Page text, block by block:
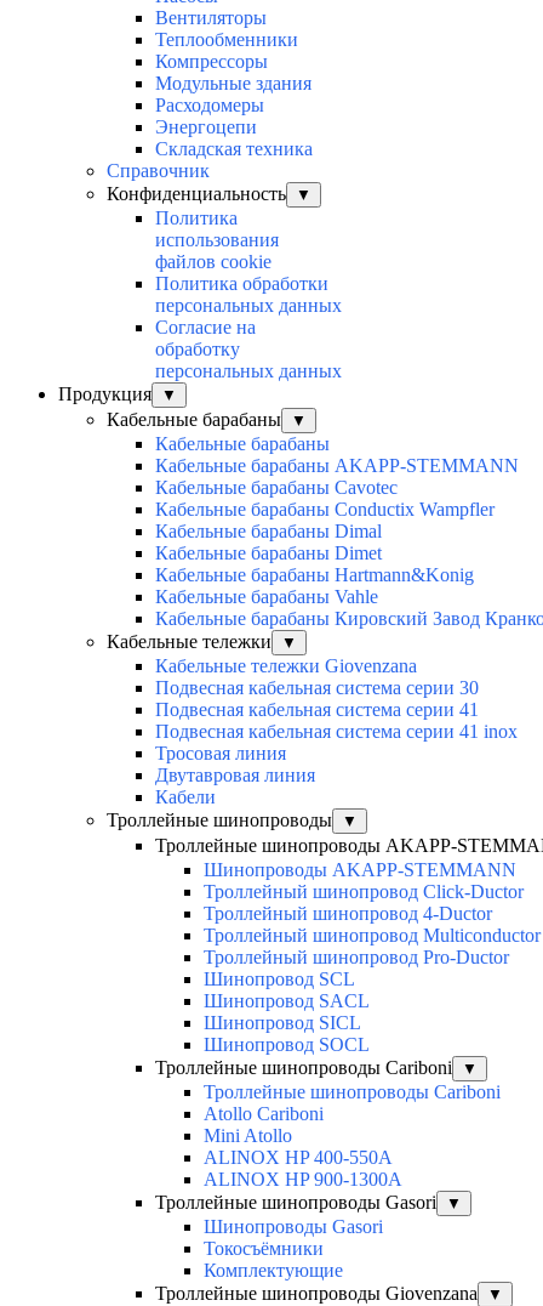
Вентиляторы
Теплообменники
Компрессоры
Модульные здания
Расходомеры
Энергоцепи
Складская техника
Справочник
Конфиденциальность
▼
Политика
использования
файлов cookie
Политика обработки
персональных данных
Согласие на
обработку
персональных данных
Продукция
▼
Кабельные барабаны ▼
Кабельные барабаны
Кабельные барабаны AKAPP-STEMMANN
Кабельные барабаны Cavotec
Кабельные барабаны Conductix Wampfler
Кабельные барабаны Dimal
Кабельные барабаны Dimet
Кабельные барабаны Hartmann&Konig
Кабельные барабаны Vahle
Кабельные барабаны Кировский Завод
Кабельные тележки
▼
Кабельные тележки Giovenzana
Подвесная кабельная система серии 30
Подвесная кабельная система серии 41
Подвесная кабельная система серии 41 inox
Тросовая линия
Двутавровая линия
Кабели
Троллейные шинопроводы
▼
Троллейные шинопроводы AKAPP-
Шинопроводы AKAPP-STEMMANN
Троллейный шинопровод Click-Ductor
Троллейный шинопровод 4-Ductor
Троллейный шинопровод Multiconductor
Троллейный шинопровод Pro-Ductor
Шинопровод SCL
Шинопровод SACL
Шинопровод SICL
Шинопровод SOCL
Троллейные шинопроводы Cariboni
▼
Троллейные шинопроводы Cariboni
Atollo Cariboni
Mini Atollo
ALINOX HP 400-550A
ALINOX HP 900-1300A
Троллейные шинопроводы Gasori
▼
Шинопроводы Gasori
Токосъёмники
Комплектующие
Троллейные шинопроводы Giovenzana
▼